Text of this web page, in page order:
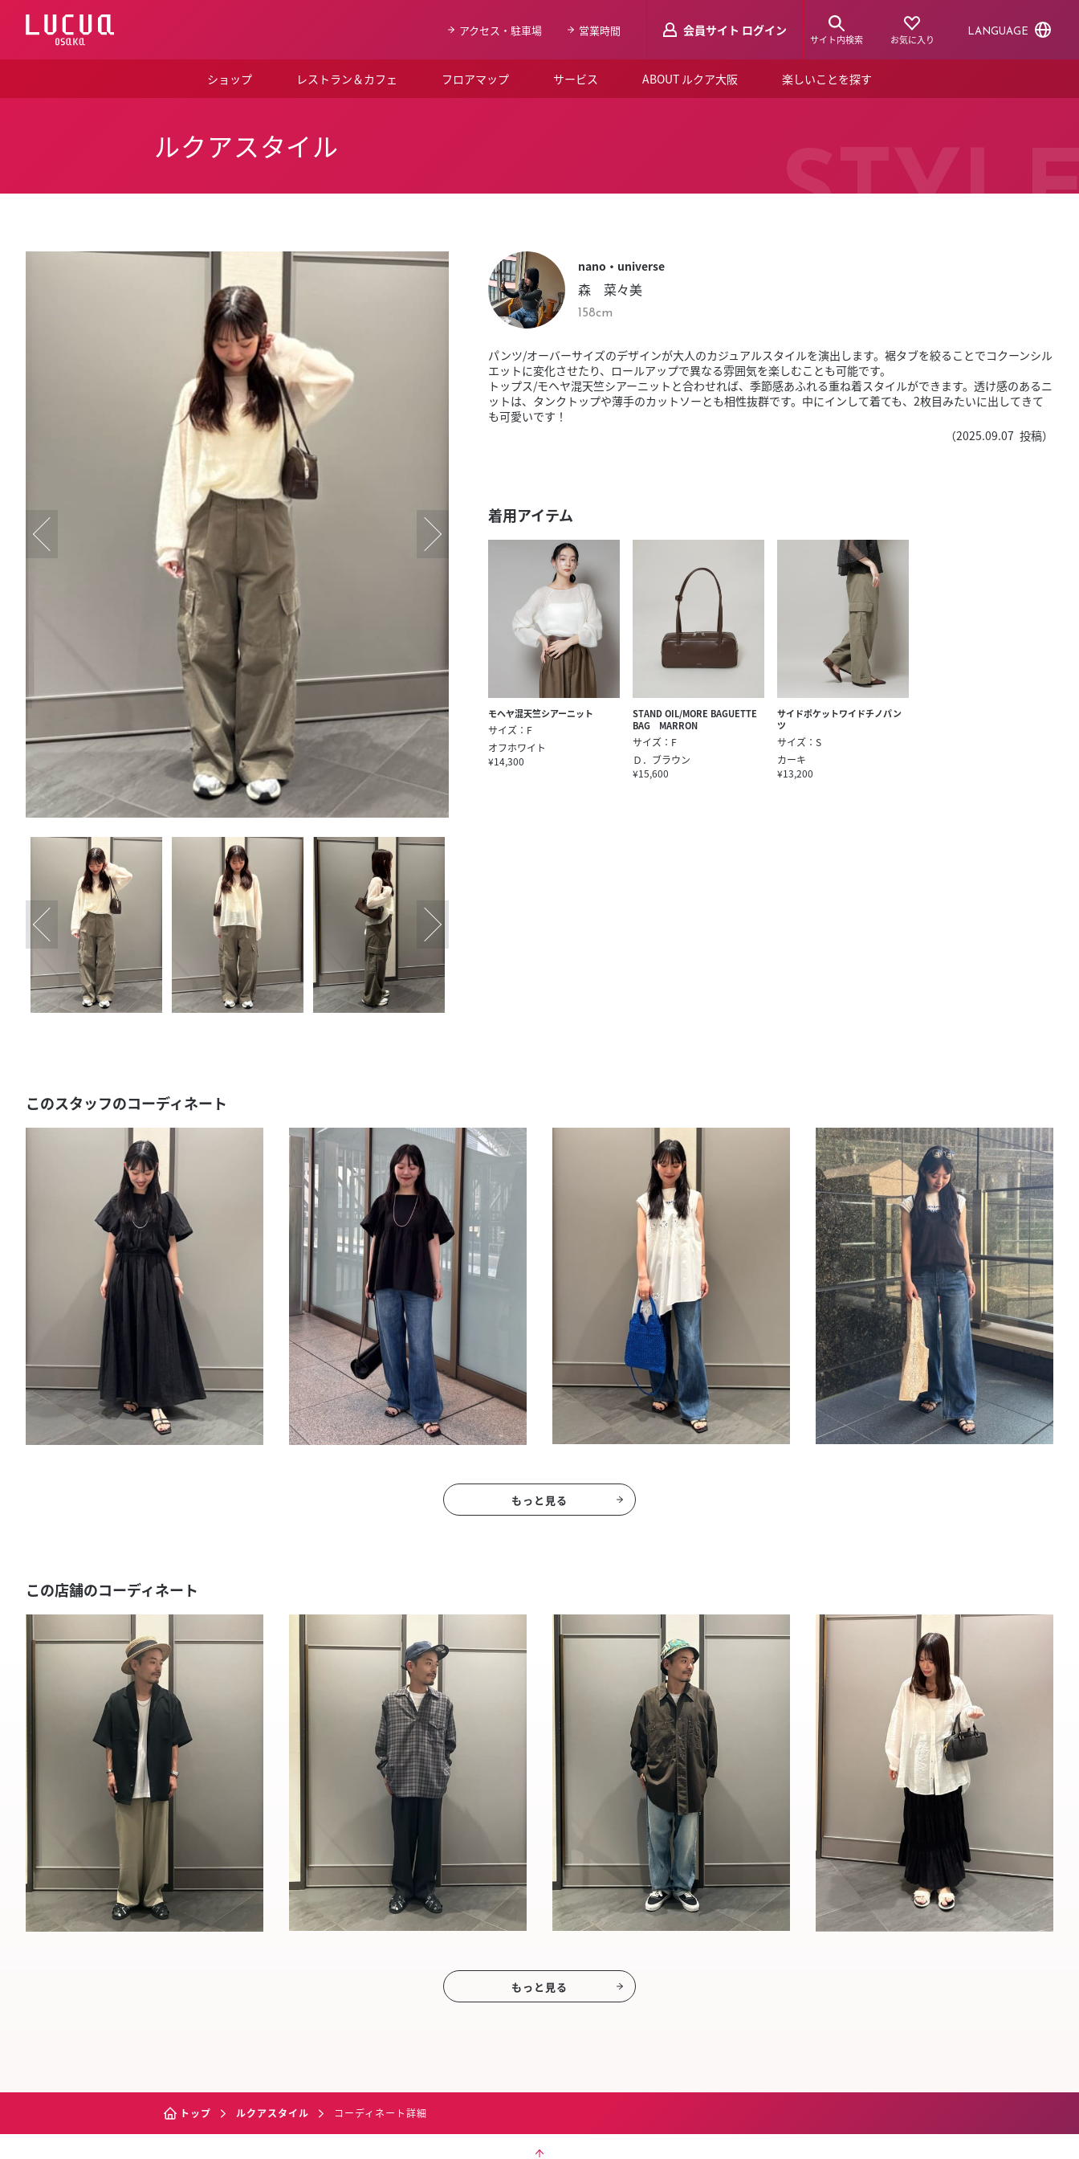
ス
アクセス・駐車場 営業時間 会員サイト ログイン
サイト内検索 お気に入り
LANGUAGE
ショップ レストラン＆カフェ フロアマップ サービス ABOUT ルクア大阪
SNSアカウント一覧
LUCUAブライダルクラブ
スタッフ募集（長期で働きたい方）
スタッフ募集（スポットで働きたい
方）
楽しいことを探す
ショップニュース
ルクアスタイル
ルクアスタイル
nano・universe
森 菜々美
158cm
パンツ/オーバーサイズのデザインが大人のカジュアルスタイルを演出します。裾タブを絞ることでコクーンシル
エットに変化させたり、ロールアップで異なる雰囲気を楽しむことも可能です。
トップス/モヘヤ混天竺シアーニットと合わせれば、季節感あふれる重ね着スタイルができます。透け感のあるニ
ットは、タンクトップや薄手のカットソーとも相性抜群です。中にインして着ても、2枚目みたいに出してきて
も可愛いです！
（2025.09.07 投稿）
着用アイテム
モヘヤ混天竺シアーニット
サイズ：F
オフホワイト
¥14,300
STAND OIL/MORE BAGUETTE
BAG MARRON
サイズ：F
Ｄ．ブラウン
¥15,600
サイドポケットワイドチノパン
ツ
サイズ：S
カーキ
¥13,200
このスタッフのコーディネート
もっと見る
この店舗のコーディネート
もっと見る
トップ ルクアスタイル コーディネート詳細